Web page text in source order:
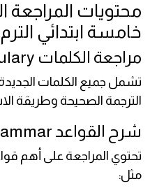
محتويات المراجعة
خامسة ابتدائي الترم
مراجعة الكلمات Vocabulary
تشمل جميع الكلمات
الترجمة الصحيحة وطريقة
شرح القواعد Grammar
تحتوي المراجعة على أهم
مثل: